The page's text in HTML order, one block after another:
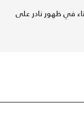
في ظهور نادر على